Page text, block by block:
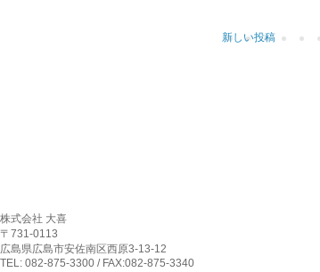
新しい投稿
株式会社 大喜
〒731-0113
広島県広島市安佐南区西原3-13-12
TEL: 082-875-3300 / FAX:082-875-3340